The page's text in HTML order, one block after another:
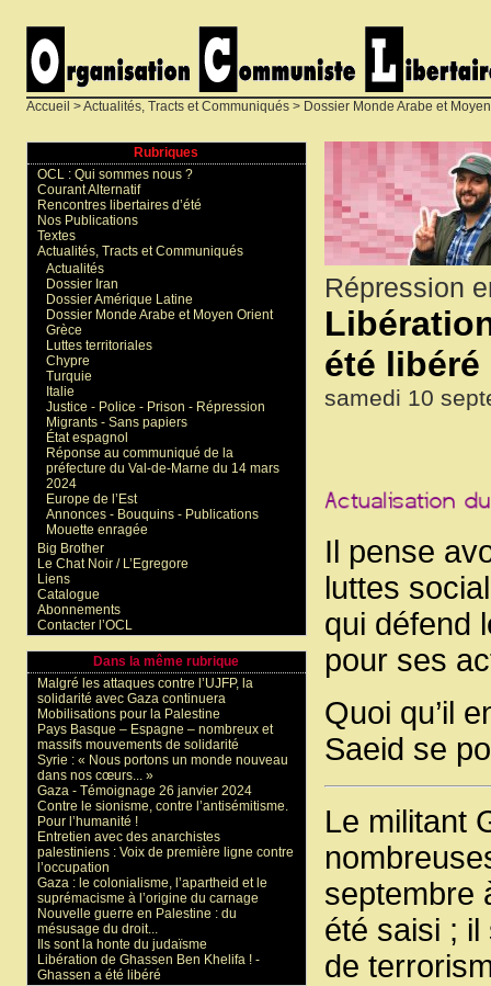
Accueil >Actualités, Tracts et Communiqués > Dossier Monde Arabe et
Répression
été libéré
samedi 10
Il pense
luttes
qui défend
pour ses
Quoi qu’il
Saeid se
Le militant
septembre
été saisi ; il
de
Rubriques
OCL : Qui sommes nous ?
Courant Alternatif
Rencontres libertaires d’été
Nos Publications
Textes
Actualités, Tracts et Communiqués
Actualités
Dossier Iran
Dossier Amérique Latine
Dossier Monde Arabe et Moyen Orient
Grèce
Luttes territoriales
Chypre
Turquie
Italie
Justice - Police - Prison - Répression
Migrants - Sans papiers
État espagnol
Réponse au communiqué de la
préfecture du Val-de-Marne du 14 mars
2024
Europe de l’Est
Annonces - Bouquins - Publications
Mouette enragée
Big Brother
Le Chat Noir / L’Egregore
Liens
Catalogue
Abonnements
Contacter l’OCL
Dans la même rubrique
Malgré les attaques contre l’UJFP, la
solidarité avec Gaza continuera
Mobilisations pour la Palestine
Pays Basque – Espagne – nombreux et
massifs mouvements de solidarité
Syrie : « Nous portons un monde nouveau
dans nos cœurs... »
Gaza - Témoignage 26 janvier 2024
Contre le sionisme, contre l’antisémitisme.
Pour l’humanité !
Entretien avec des anarchistes
palestiniens : Voix de première ligne contre
l’occupation
Gaza : le colonialisme, l’apartheid et le
suprémacisme à l’origine du carnage
Nouvelle guerre en Palestine : du
mésusage du droit...
Ils sont la honte du judaïsme
Libération de Ghassen Ben Khelifa ! -
Ghassen a été libéré